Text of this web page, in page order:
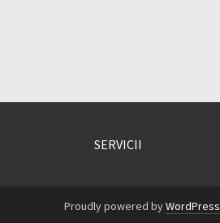
SERVICII
Proudly powered byWordPress